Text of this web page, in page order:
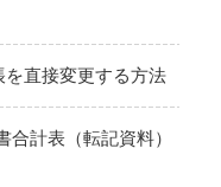
直接変更する方法
合計表（転記資料）